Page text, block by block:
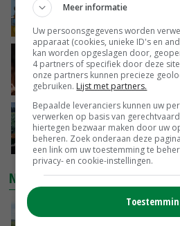
groot: Nederland in
Vlaamse
groeit door
GISTEREN, 15:20
‘Cijfer jezelf niet
je gelukkig van
GISTEREN, 13:31
NIEUWSTE VIDEO'S
POAH!: John Deere
Meer informatie
Uw persoonsgegevens worden
apparaat (cookies, unieke ID's en
kan worden opgeslagen door,
4 partners of specifiek door deze
onze partners kunnen precieze
gebruiken. Lijst met partners.
Bepaalde leveranciers kunnen uw
verwerken op basis van
hiertegen bezwaar maken door uw
beheren. Zoek onderaan deze
een link om uw toestemming te
privacy- en cookie-instellingen.